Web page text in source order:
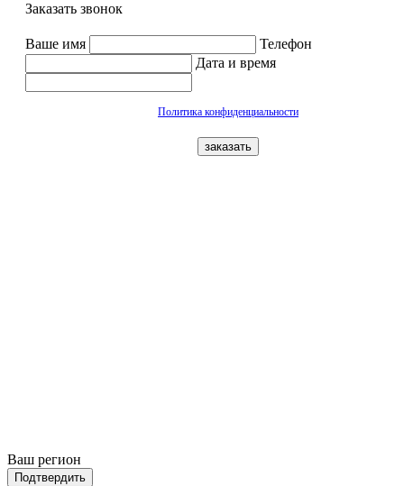
Заказать звонок
Ваше имя
Телефон
Дата и время
Политика конфиденциальности
заказать
Ваш регион
Подтвердить